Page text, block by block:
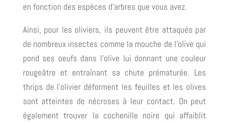
en fonction des espèces d’arbres que vous avez.
Ainsi, pour les oliviers, ils peuvent être attaqués par
de nombreux insectes comme la mouche de l’olive qui
pond ses oeufs dans l’olive lui donnant une couleur
rougeâtre et entraînant sa chute prématurée. Les
thrips de l’olivier déforment les feuilles et les olives
sont atteintes de nécroses à leur contact. On peut
également trouver la cochenille noire qui affaiblit